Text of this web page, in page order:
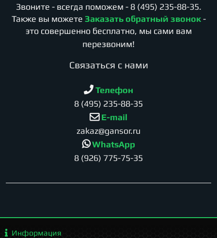
Звоните - всегда поможем - 8 (495) 235-88-35.
Также вы можете Заказать обратный звонок -
это совершенно бесплатно, мы сами вам
перезвоним!
Cвязаться с нами
Телефон
8 (495) 235-88-35
E-mail
zakaz@gansor.ru
WhatsApp
8 (926) 775-75-35
Информация